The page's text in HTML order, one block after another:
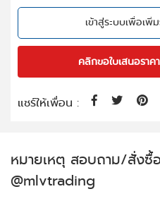
เข้าสู่ระบบเพื่อเพิ่
คลิกขอใบเสนอรา
แชร์ให้เพื่อน :
หมายเหตุ สอบถาม/สั่งซื้
@mlvtrading